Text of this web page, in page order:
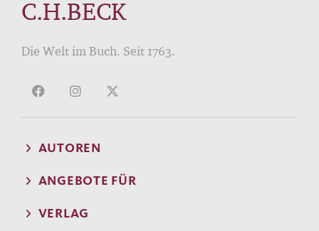
C.H.BECK
Die Welt im Buch. Seit 1763.
AUTOREN
ANGEBOTE FÜR
VERLAG